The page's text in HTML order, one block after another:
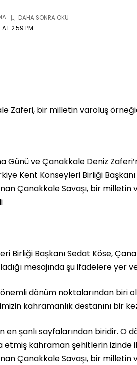
AT 2:59 PM
Zaferi, bir milletin varoluş
Günü ve Çanakkale Deniz
Kent Konseyleri Birliği Başkanı
Çanakkale Savaşı, bir
Birliği Başkanı Sedat Köse,
mesajında şu ifadelere yer
dönüm noktalarından biri
kahramanlık destanını bir
şanlı sayfalarından biridir. O
kahraman şehitlerin izinde
Çanakkale Savaşı, bir